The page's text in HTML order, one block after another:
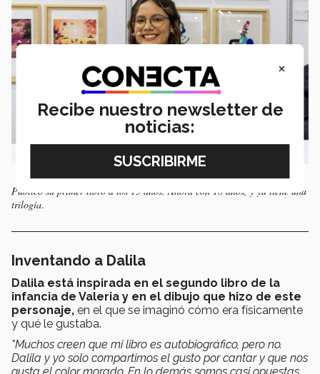
Publicó su primer libro a los 15 años. Ahora con 18 años, y ya tiene una
trilogía.
Inventando a Dalila
Dalila está inspirada en el segundo libro de la
infancia de Valeria y en el dibujo que hizo de este
personaje, en el que se imaginó cómo era físicamente
y qué le gustaba.
"Muchos creen que mi libro es autobiográfico, pero no.
Dalila y yo solo compartimos el gusto por cantar y que nos
×
Recibe nuestro newsletter de
noticias: